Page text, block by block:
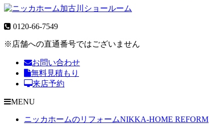
0120-66-7549
※店舗への直通番号ではございません
お問い合わせ
無料見積もり
来店予約
MENU
ニッカホームのリフォームNIKKA-HOME REFORM